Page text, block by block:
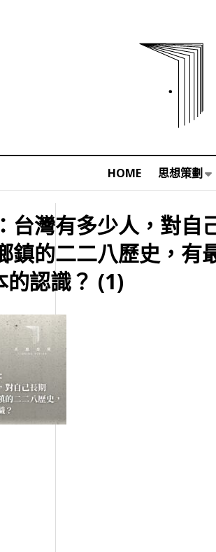
HOME 思想策劃
台灣有多少人，對自
鎮的二二八歷史，有
的認識？ (1)